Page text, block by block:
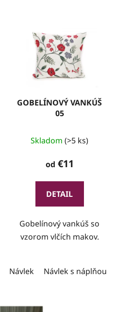
100x35
GOBELÍNOVÝ VANKÚŠ
05
Skladom (>5 ks)
od €11
DETAIL
Gobelínový vankúš so
vzorom vlčích makov.
Návlek Návlek s náplňou